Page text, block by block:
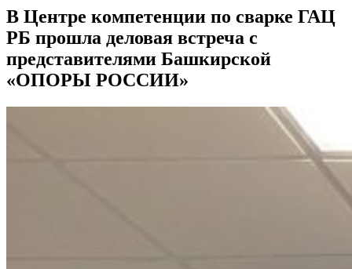
В Центре компетенции по сварке ГАЦ
РБ прошла деловая встреча с
представителями Башкирской
«ОПОРЫ РОССИИ»